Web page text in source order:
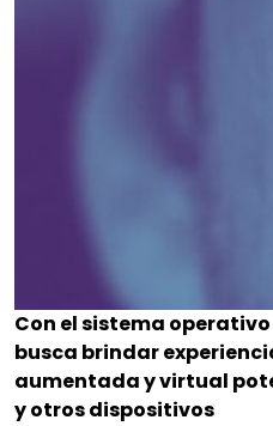
Con el sistema
busca brindar
aumentada y virtual
y otros dispositivos